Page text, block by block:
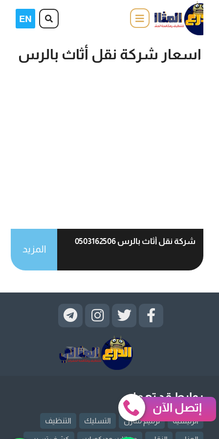
اسعار شركة نقل أثاث بالرس
شركة نقل أثاث بالرس 0503162506
المزيد
روابط قد تهمك
الرئيسية ترميم منازل التسليك التنظيف
إتصل الآن